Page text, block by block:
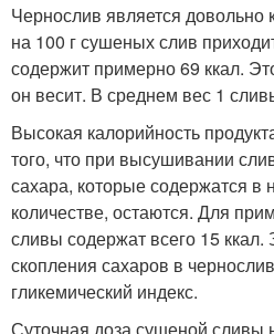
Чернослив является
на 100 г сушеных слив
содержит примерно 69 ккал.
он весит. В среднем вес 1
Высокая калорийность
того, что при высушивании
сахара, которые содержатся в
количестве, остаются. Для
сливы содержат всего 15 ккал.
скопления сахаров в
гликемический индекс.
Суточная доза сушеной